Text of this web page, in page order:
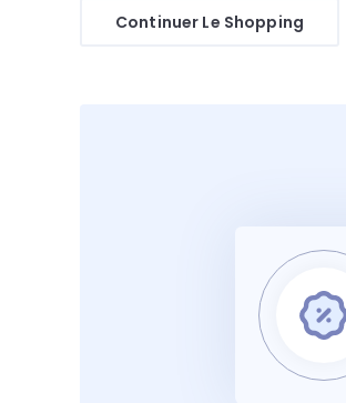
Continuer Le Shopping